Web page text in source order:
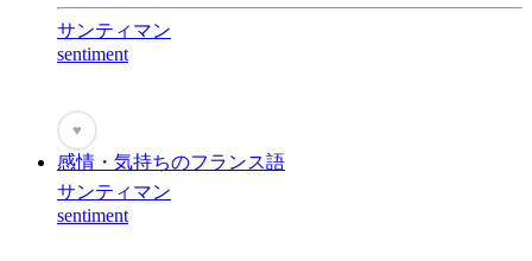
サンティマン
sentiment
♥
感情・気持ちのフランス語
サンティマン
sentiment